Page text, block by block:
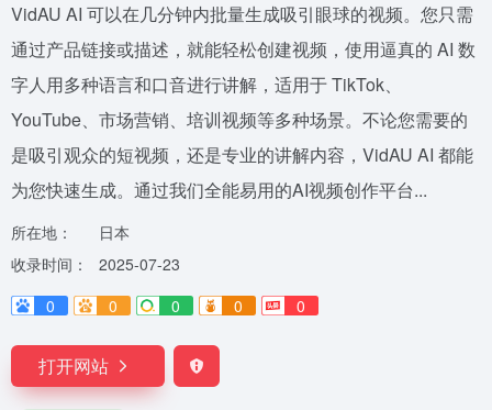
VidAU AI 可以在几分钟内批量生成吸引眼球的视频。您只需
通过产品链接或描述，就能轻松创建视频，使用逼真的 AI 数
字人用多种语言和口音进行讲解，适用于 TikTok、
YouTube、市场营销、培训视频等多种场景。不论您需要的
是吸引观众的短视频，还是专业的讲解内容，VidAU AI 都能
为您快速生成。通过我们全能易用的AI视频创作平台...
所在地：
日本
收录时间：
2025-07-23
0
0 0 0 0
打开网站